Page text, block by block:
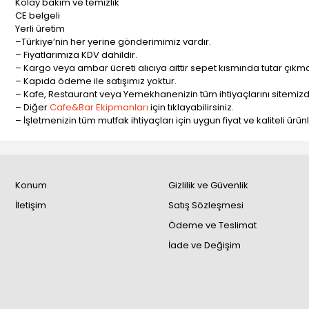
CE belgeli
Yerli üretim
–Türkiye’nin her yerine gönderimimiz vardır.
– Fiyatlarımıza KDV dahildir.
– Kargo veya ambar ücreti alıcıya aittir sepet kısmında tutar
– Kapıda ödeme ile satışımız yoktur.
– Kafe, Restaurant veya Yemekhanenizin tüm ihtiyaçlarını
– DiğerCafe&Bar Ekipmanları için tıklayabilirsiniz.
– İşletmenizin tüm mutfak ihtiyaçları için uygun fiyat ve kaliteli
Konum
İletişim
Gizlilik ve Güvenlik
Satış Sözleşmesi
Ödeme ve Teslimat
İade ve Değişim